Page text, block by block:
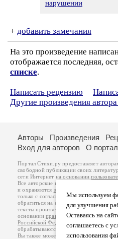
нарушении
+ добавить замечания
На это произведение
отображается последняя,
списке.
Написать рецензию
Другие произведения
Мы используем
для улучшения
Оставаясь на
соглашаетесь с
использования
Авторы Произведения
Вход для авторов
О
Портал Стихи.ру предоставляет
свободной публикации своих
сети Интернет на основании
Все авторские права на произведения
и охраняются законом
. Перепечатка
только с согласия его автора, к
обратиться на его авторской странице.
тексты произведений авторы несут
основанииправил публикациии
Российской Федерации
обрабатываются на основании
Вы также можете посмотреть более